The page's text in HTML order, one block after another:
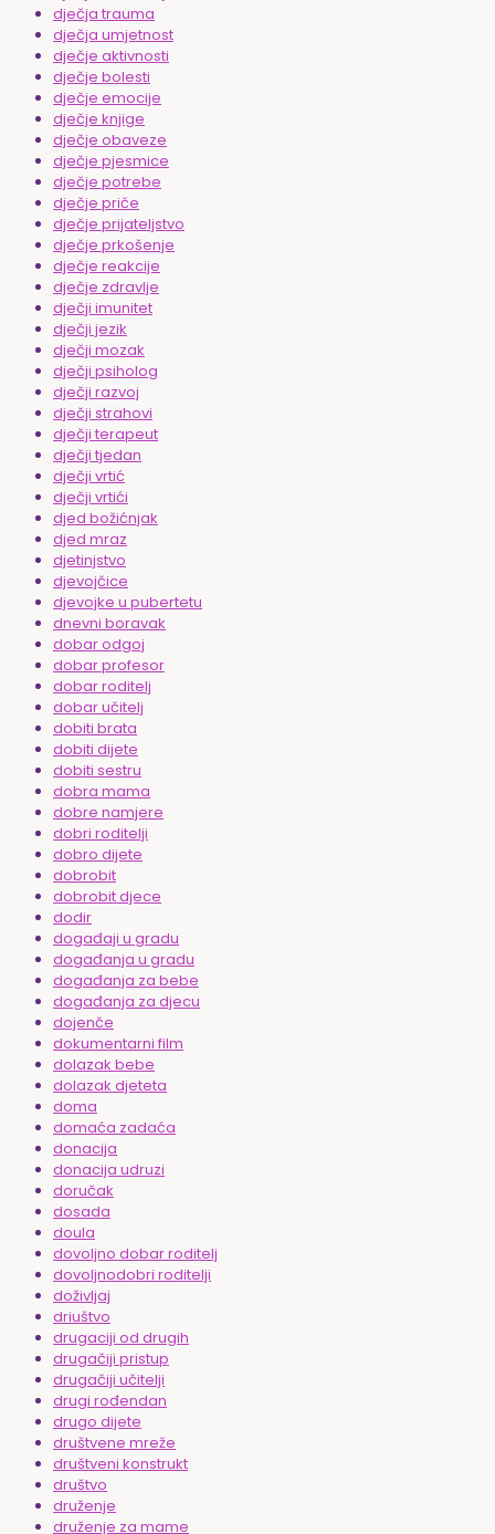
dječja trauma
dječja umjetnost
dječje aktivnosti
dječje bolesti
dječje emocije
dječje knjige
dječje obaveze
dječje pjesmice
dječje potrebe
dječje priče
dječje prijateljstvo
dječje prkošenje
dječje reakcije
dječje zdravlje
dječji imunitet
dječji jezik
dječji mozak
dječji psiholog
dječji razvoj
dječji strahovi
dječji terapeut
dječji tjedan
dječji vrtić
dječji vrtići
djed božićnjak
djed mraz
djetinjstvo
djevojčice
djevojke u pubertetu
dnevni boravak
dobar odgoj
dobar profesor
dobar roditelj
dobar učitelj
dobiti brata
dobiti dijete
dobiti sestru
dobra mama
dobre namjere
dobri roditelji
dobro dijete
dobrobit
dobrobit djece
dodir
događaji u gradu
događanja u gradu
događanja za bebe
događanja za djecu
dojenče
dokumentarni film
dolazak bebe
dolazak djeteta
doma
domaća zadaća
donacija
donacija udruzi
doručak
dosada
doula
dovoljno dobar roditelj
dovoljnodobri roditelji
doživljaj
driuštvo
drugaciji od drugih
drugačiji pristup
drugačiji učitelji
drugi rođendan
drugo dijete
društvene mreže
društveni konstrukt
društvo
druženje
druženje za mame